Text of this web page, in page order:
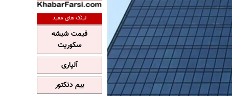
لینک های مفید
قیمت شیشه
سکوریت
آلپاری
بیم دتکتور